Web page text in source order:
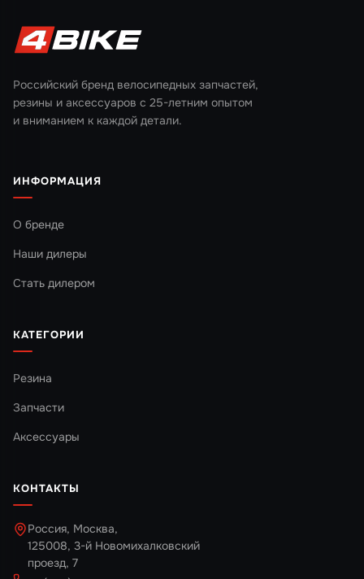
Российский бренд велосипедных запчастей,
резины и аксессуаров с 25-летним опытом
и вниманием к каждой детали.
ИНФОРМАЦИЯ
О бренде
Наши дилеры
Стать дилером
КАТЕГОРИИ
Резина
Запчасти
Аксессуары
КОНТАКТЫ
Россия, Москва,
125008, 3-й Новомихалковский
проезд, 7